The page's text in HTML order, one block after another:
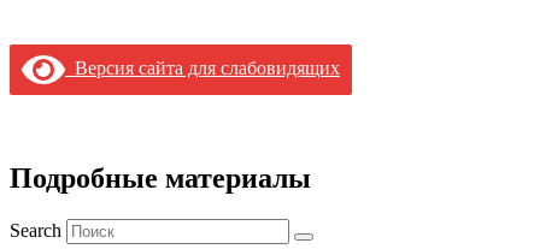
Версия сайта для слабовидящих
Подробные материалы
Search